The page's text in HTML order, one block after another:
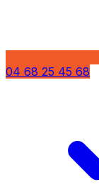
04 68 25 45 68